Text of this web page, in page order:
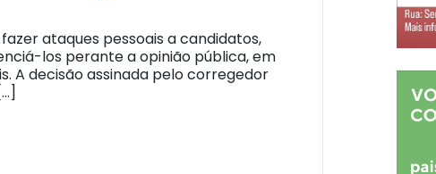
ataques pessoais a candidatos,
los perante a opinião pública, em
A decisão assinada pelo corregedor